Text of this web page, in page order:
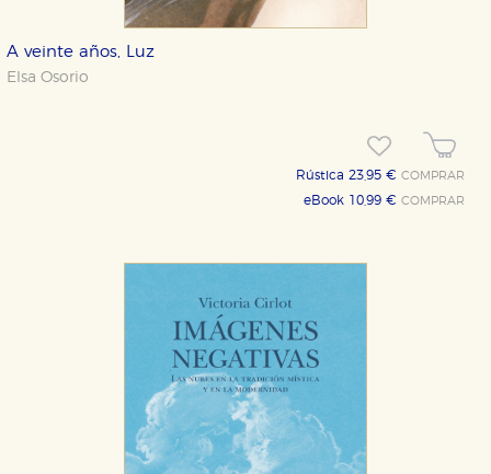
A veinte años, Luz
Elsa Osorio
Rústica 23,95 € COMPRAR
eBook 10,99 € COMPRAR
Cookies de rendimiento y analíticas
Estas cookies se utilizan para mejorar su experiencia
nuestro sitio web. Almacenan configuraciones de
Estas cookies son gestionadas por nuestros socios
publicitarios y se utilizan para mostrar publicidad
navegador y dispositivo de internet.
GUARDAR CONFIGURACIÓN
Puede consultar nuestra política de cookies